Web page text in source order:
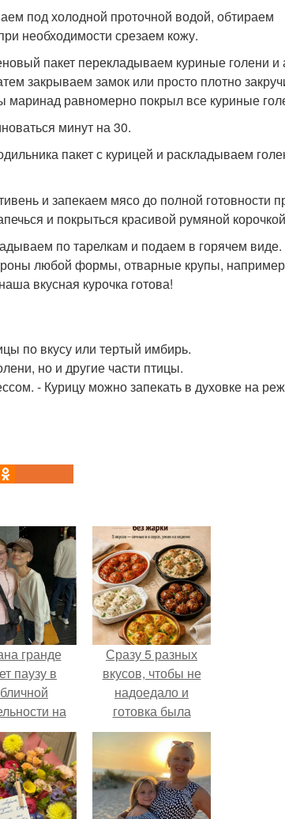
под холодной проточной водой, обтираем
необходимости срезаем кожу.
пакет перекладываем куриные голени и
закрываем замок или просто плотно
маринад равномерно покрыл все куриные
минут на 30.
пакет с курицей и раскладываем
и запекаем мясо до полной готовности
и покрыться красивой румяной
по тарелкам и подаем в горячем виде.
любой формы, отварные крупы,
вкусная курочка готова!
по вкусу или тертый имбирь.
но и другие части птицы.
- Курицу можно запекать в духовке на
гранде
паузу в
на
слухов о
здоровье.
Сразу 5 разных
вкусов, чтобы не
надоедало и
готовка была
проще.